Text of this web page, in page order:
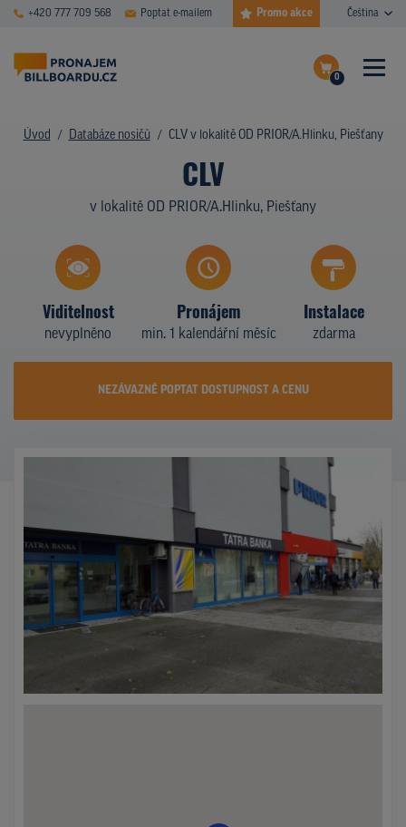
+420 777 709 568 Poptat e-mailem Promo akce Čeština
0
Dokončit poptávku
Zobrazit nosiče na mapě
ČASTÉ DOTAZY
DATABÁZE NOSIČŮ
PLOCHY V AKCI
CENY
Z PRAXE
KDO JSME
Úvod Databáze nosičů CLV v lokalitě OD PRIOR/A.Hlinku, Piešťany
CLV
v lokalitě OD PRIOR/A.Hlinku, Piešťany
Viditelnost
nevyplněno
Pronájem
min. 1 kalendářní měsíc
Instalace
zdarma
NEZÁVAZNĚ POPTAT DOSTUPNOST A CENU